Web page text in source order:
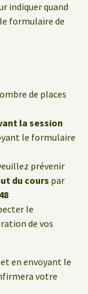
indiquer quand
formulaire de
de places
la session
le formulaire
prévenir
du cours par
le
de vos
en envoyant le
votre